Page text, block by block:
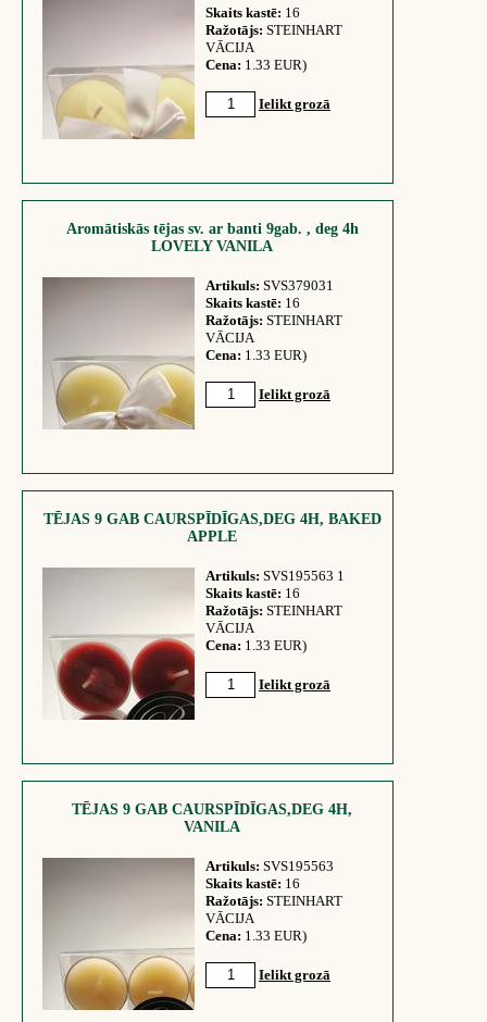
Skaits kastē: 16
Ražotājs: STEINHART
VĀCIJA
Cena: 1.33 EUR)
Ielikt grozā
Aromātiskās tējas sv. ar banti 9gab. , deg 4h
LOVELY VANILA
Artikuls: SVS379031
Skaits kastē: 16
Ražotājs: STEINHART
VĀCIJA
Cena: 1.33 EUR)
Ielikt grozā
TĒJAS 9 GAB CAURSPĪDĪGAS,DEG 4H, BAKED
APPLE
Artikuls: SVS195563 1
Skaits kastē: 16
Ražotājs: STEINHART
VĀCIJA
Cena: 1.33 EUR)
Ielikt grozā
TĒJAS 9 GAB CAURSPĪDĪGAS,DEG 4H,
VANILA
Artikuls: SVS195563
Skaits kastē: 16
Ražotājs: STEINHART
VĀCIJA
Cena: 1.33 EUR)
Ielikt grozā